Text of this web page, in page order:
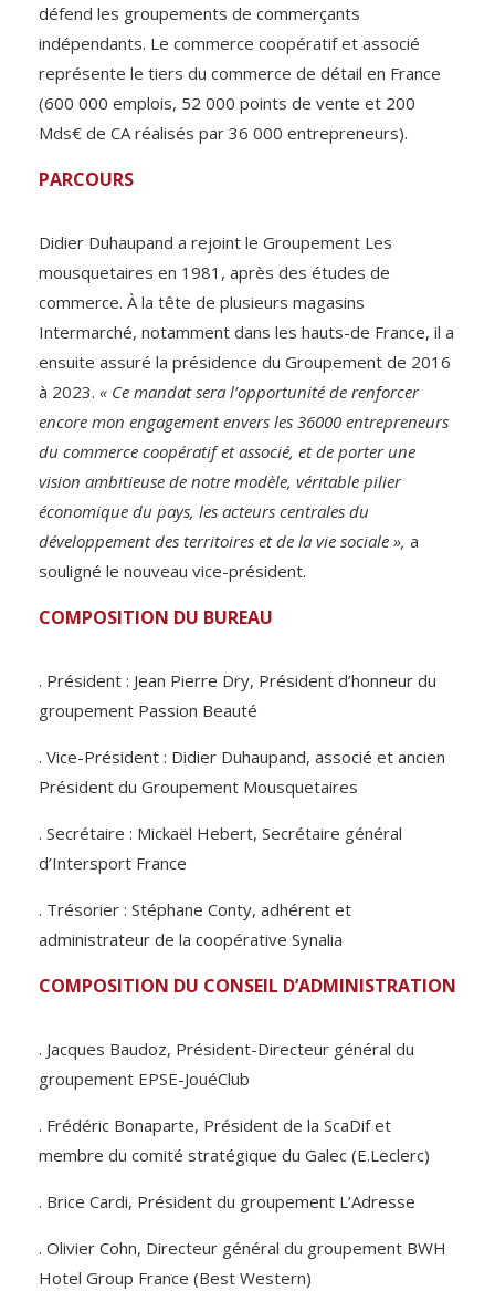
défend les groupements de commerçants
indépendants. Le commerce coopératif et associé
représente le tiers du commerce de détail en France
(600 000 emplois, 52 000 points de vente et 200
Mds€ de CA réalisés par 36 000 entrepreneurs).
PARCOURS
Didier Duhaupand a rejoint le Groupement Les
mousquetaires en 1981, après des études de
commerce. À la tête de plusieurs magasins
Intermarché, notamment dans les hauts-de France, il a
ensuite assuré la présidence du Groupement de 2016
à 2023. « Ce mandat sera l’opportunité de renforcer
encore mon engagement envers les 36000 entrepreneurs
du commerce coopératif et associé, et de porter une
vision ambitieuse de notre modèle, véritable pilier
économique du pays, les acteurs centrales du
développement des territoires et de la vie sociale », a
souligné le nouveau vice-président.
COMPOSITION DU BUREAU
. Président : Jean Pierre Dry, Président d’honneur du
groupement Passion Beauté
. Vice-Président : Didier Duhaupand, associé et ancien
Président du Groupement Mousquetaires
. Secrétaire : Mickaël Hebert, Secrétaire général
d’Intersport France
. Trésorier : Stéphane Conty, adhérent et
administrateur de la coopérative Synalia
COMPOSITION DU CONSEIL D’ADMINISTRATION
. Jacques Baudoz, Président-Directeur général du
groupement EPSE-JouéClub
. Frédéric Bonaparte, Président de la ScaDif et
membre du comité stratégique du Galec (E.Leclerc)
. Brice Cardi, Président du groupement L’Adresse
. Olivier Cohn, Directeur général du groupement BWH
Hotel Group France (Best Western)